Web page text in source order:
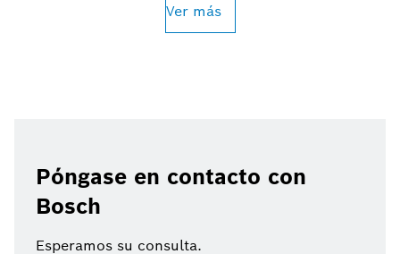
Ver más
Póngase en contacto con
Bosch
Esperamos su consulta.